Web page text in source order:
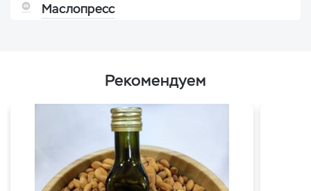
Маслопресс
Рекомендуем